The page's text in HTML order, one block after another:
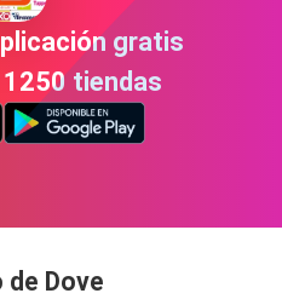
gratis
tiendas
Dove